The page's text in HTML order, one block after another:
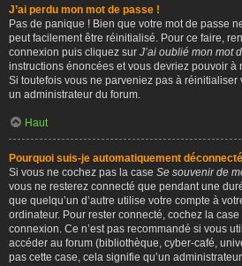
J’ai perdu mon mot de passe !
Pas de panique ! Bien que votre mot de passe
peut facilement être réinitialisé. Pour ce faire,
connexion puis cliquez sur J’ai oublié mon mot
instructions énoncées et vous devriez pouvoir à
Si toutefois vous ne parveniez pas à réinitialiser
un administrateur du forum.
Haut
Pourquoi suis-je automatiquement
Si vous ne cochez pas la case Se souvenir de
vous ne resterez connecté que pendant une
que quelqu’un d’autre utilise votre compte à
ordinateur. Pour rester connecté, cochez la case
connexion. Ce n’est pas recommandé si vous
accéder au forum (bibliothèque, cyber-café,
pas cette case, cela signifie qu’un